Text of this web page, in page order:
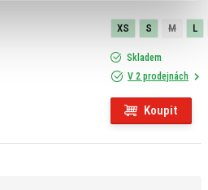
XS S M L
Skladem
V 2 prodejnách
Koupit